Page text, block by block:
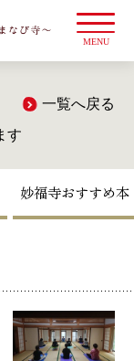
妙福寺おすすめ本